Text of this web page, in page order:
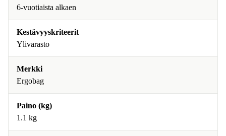
6-vuotiaista alkaen
Kestävyyskriteerit
Ylivarasto
Merkki
Ergobag
Paino (kg)
1.1 kg